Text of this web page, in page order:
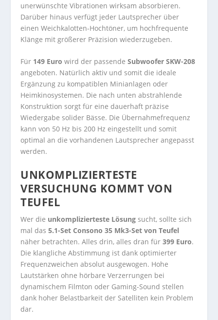
unerwünschte Vibrationen wirksam absorbieren.
Darüber hinaus verfügt jeder Lautsprecher über
einen Weichkalotten-Hochtöner, um hochfrequente
Klänge mit größerer Präzision wiederzugeben.
Für 149 Euro wird der passendeSubwoofer SKW-208
angeboten. Natürlich aktiv und somit die ideale
Ergänzung zu kompatiblen Minianlagen oder
Heimkinosystemen. Die nach unten abstrahlende
Konstruktion sorgt für eine dauerhaft präzise
Wiedergabe solider Bässe. Die Übernahmefrequenz
kann von 50 Hz bis 200 Hz eingestellt und somit
optimal an die vorhandenen Lautsprecher angepasst
werden.
UNKOMPLIZIERTESTE
VERSUCHUNG KOMMT VON
TEUFEL
Wer die unkomplizierteste Lösung sucht, sollte sich
mal das 5.1-Set Consono 35 Mk3-Set von Teufel
näher betrachten. Alles drin, alles dran für399 Euro.
Die klangliche Abstimmung ist dank optimierter
Frequenzweichen absolut ausgewogen. Hohe
Lautstärken ohne hörbare Verzerrungen bei
dynamischem Filmton oder Gaming-Sound stellen
dank hoher Belastbarkeit der Satelliten kein Problem
dar.